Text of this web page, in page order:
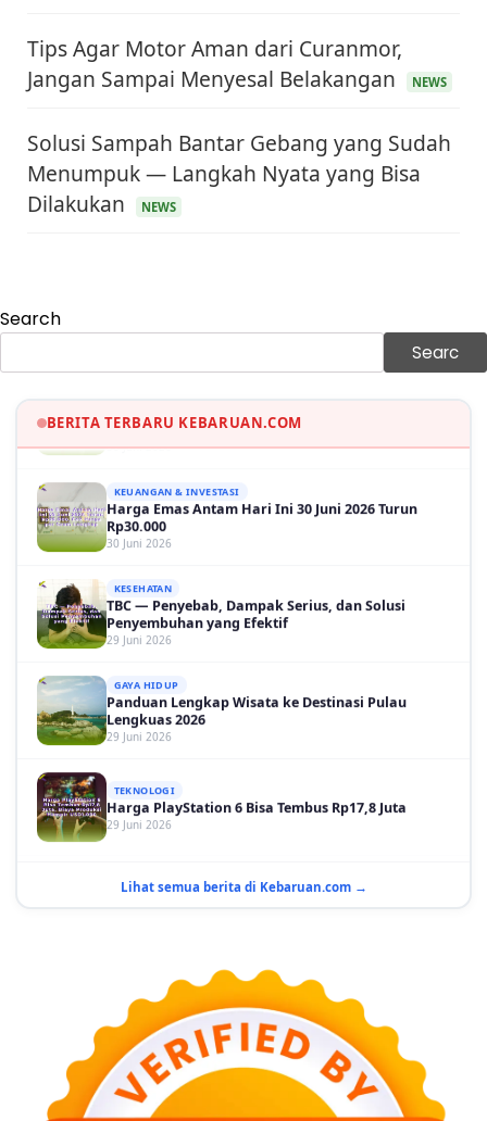
Tips Agar Motor Aman dari Curanmor,
Jangan Sampai Menyesal Belakangan
NEWS
Solusi Sampah Bantar Gebang yang Sudah
Menumpuk — Langkah Nyata yang Bisa
Dilakukan
NEWS
Search
Searc
BERITA TERBARU KEBARUAN.COM
KEUANGAN & INVESTASI
Harga Minyak Dunia Hari Ini Naik, WTI dan Brent
Sama-sama Menguat
30 Juni 2026
Hasil Brasil vs Jepang 2-1: Comeback Dramatis, Gol
Rp30.000
30 Juni 2026
KESEHATAN
Penyembuhan yang Efektif
29 Juni 2026
GAYA HIDUP
Lengkuas 2026
29 Juni 2026
29 Juni 2026
Terduga
29 Juni 2026
29 Juni 2026
NASIONAL
PLN Kalimantan Lakukan Manajemen Beban
Akibat Gangguan PLTGU
29 Juni 2026
Lihat semua berita di Kebaruan.com →